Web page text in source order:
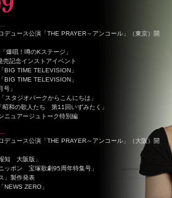
デュース公演「THE PRAYER～アンコール」（東京）開
爆唱！噂のKステージ」
売記念インストアイベント
BIG TIME TELEVISION」
BIG TIME TELEVISION」
号」
スタジオパークからこんにちは」
昭和の歌人たち 第11回いずみたく」
ニュアージュトーク特別編
デュース公演「THE PRAYER～アンコール」（大阪）開
知 大阪版」
ッポン 宝塚歌劇95周年特集号」
」製作発表
NEWS ZERO」